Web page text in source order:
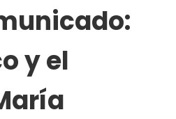
y el